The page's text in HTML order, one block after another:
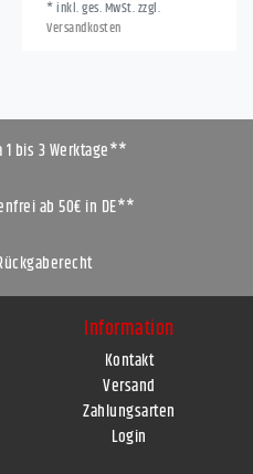
*inkl. ges. MwSt.zzgl.
Versandkosten
1 bis 3 Werktage**
ab 50€ in DE**
Information
Kontakt
Versand
Zahlungsarten
Login